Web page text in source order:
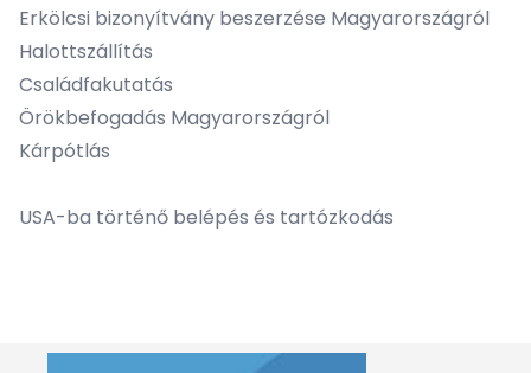
Erkölcsi bizonyítvány beszerzése Magyarországról
Halottszállítás
Családfakutatás
Örökbefogadás Magyarországról
Kárpótlás
USA-ba történő belépés és tartózkodás